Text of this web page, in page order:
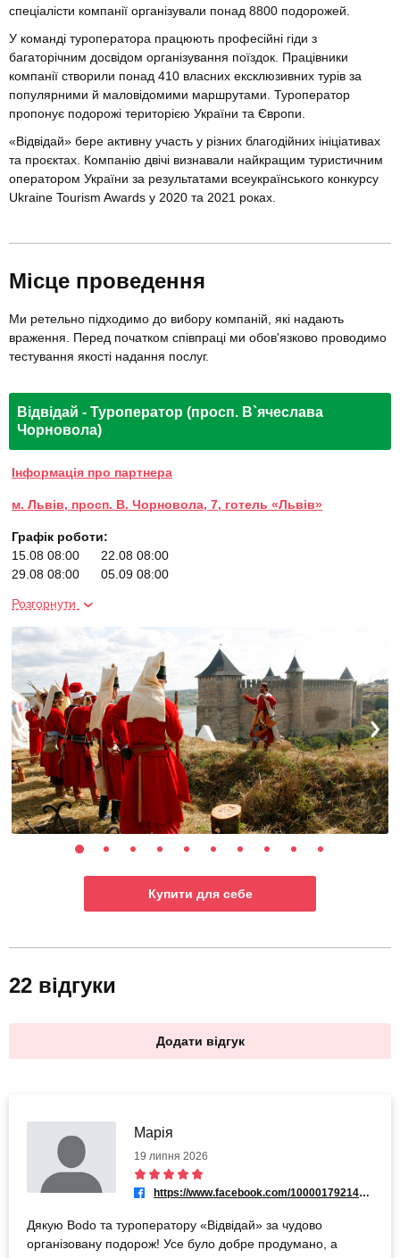
спеціалісти компанії організували понад 8800 подорожей.
У команді туроператора працюють професійні гіди з
багаторічним досвідом організування поїздок. Працівники
компанії створили понад 410 власних ексклюзивних турів за
популярними й маловідомими маршрутами. Туроператор
пропонує подорожі територією України та Європи.
«Відвідай» бере активну участь у різних благодійних ініціативах
та проєктах. Компанію двічі визнавали найкращим туристичним
оператором України за результатами всеукраїнського конкурсу
Ukraine Tourism Awards у 2020 та 2021 роках.
Місце проведення
Ми ретельно підходимо до вибору компаній, які надають
враження. Перед початком співпраці ми обов'язково проводимо
тестування якості надання послуг.
Відвідай - Туроператор (просп. В`ячеслава
Чорновола)
Інформація про партнера
м. Львів, просп. В. Чорновола, 7, готель «Львів»
Графік роботи:
15.08 08:00
22.08 08:00
29.08 08:00
05.09 08:00
26.09 08:00
Розгорнути
Купити для себе
22 відгуки
Додати відгук
Марія
19 липня 2026
https://www.facebook.com/100001792147325
Дякую Bodo та туроператору «Відвідай» за чудово
організовану подорож! Усе було добре продумано, а